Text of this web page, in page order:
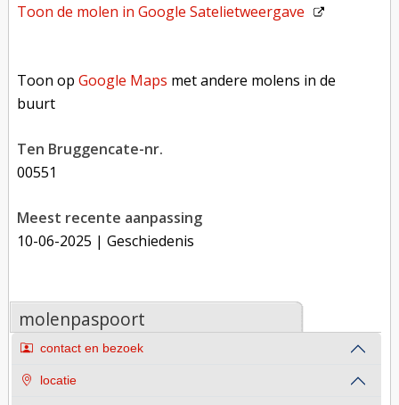
Toon de molen inGoogle Satelietweergave
Toon opGoogle Maps met andere molens in de
buurt
Ten Bruggencate-nr.
00551
Meest recente aanpassing
10-06-2025 | Geschiedenis
molenpaspoort
contact en bezoek
locatie